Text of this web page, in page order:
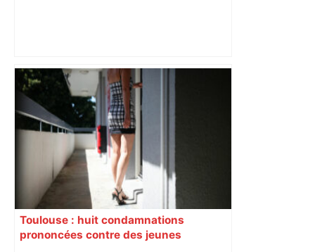
Près de Toulouse : dans cette zone
économique, un axe majeur va être
fermé en fin de soirée, voici les
déviations – Actu.fr
Toulouse : huit condamnations
prononcées contre des jeunes